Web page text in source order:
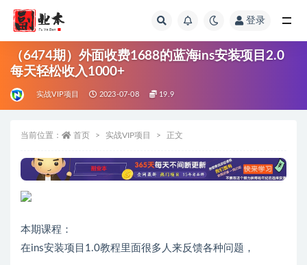
登录
（6474期）外面收费1688的蓝海ins安装项目2.0
每天轻松收入1000+
实战VIP项目 2023-07-08 19.9
当前位置： 首页 实战VIP项目 正文
本期课程：
在ins安装项目1.0教程里面很多人来反馈各种问题，